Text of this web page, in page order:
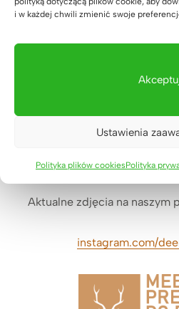
i w każdej chwili zmienić swoje
Ustawienia
Polityka plików cookiesPolityka
Zapraszamy do
facebook.com/
Aktualne zdjęcia na naszym
instagram.com/